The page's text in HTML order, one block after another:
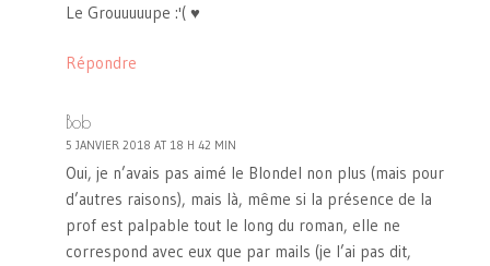
Le Grouuuuupe :'( ♥
Répondre
Bob
5 JANVIER 2018 AT 18 H 42 MIN
Oui, je n’avais pas aimé le Blondel non plus (mais pour
d’autres raisons), mais là, même si la présence de la
prof est palpable tout le long du roman, elle ne
correspond avec eux que par mails (je l’ai pas dit,